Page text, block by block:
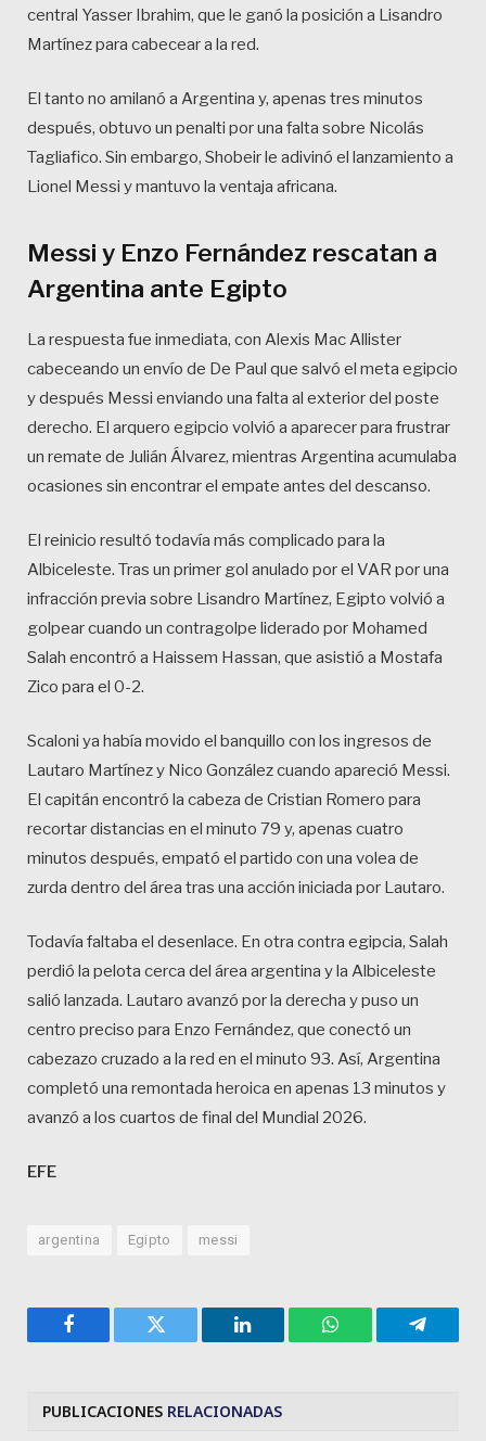
central Yasser Ibrahim, que le ganó la posición a Lisandro
Martínez para cabecear a la red.
El tanto no amilanó a Argentina y, apenas tres minutos
después, obtuvo un penalti por una falta sobre Nicolás
Tagliafico. Sin embargo, Shobeir le adivinó el lanzamiento a
Lionel Messi y mantuvo la ventaja africana.
Messi y Enzo Fernández rescatan a
Argentina ante Egipto
La respuesta fue inmediata, con Alexis Mac Allister
cabeceando un envío de De Paul que salvó el meta egipcio
y después Messi enviando una falta al exterior del poste
derecho. El arquero egipcio volvió a aparecer para frustrar
un remate de Julián Álvarez, mientras Argentina acumulaba
ocasiones sin encontrar el empate antes del descanso.
El reinicio resultó todavía más complicado para la
Albiceleste. Tras un primer gol anulado por el VAR por una
infracción previa sobre Lisandro Martínez, Egipto volvió a
golpear cuando un contragolpe liderado por Mohamed
Salah encontró a Haissem Hassan, que asistió a Mostafa
Zico para el 0-2.
Scaloni ya había movido el banquillo con los ingresos de
Lautaro Martínez y Nico González cuando apareció Messi.
El capitán encontró la cabeza de Cristian Romero para
recortar distancias en el minuto 79 y, apenas cuatro
minutos después, empató el partido con una volea de
zurda dentro del área tras una acción iniciada por Lautaro.
Todavía faltaba el desenlace. En otra contra egipcia, Salah
perdió la pelota cerca del área argentina y la Albiceleste
salió lanzada. Lautaro avanzó por la derecha y puso un
centro preciso para Enzo Fernández, que conectó un
cabezazo cruzado a la red en el minuto 93. Así, Argentina
completó una remontada heroica en apenas 13 minutos y
avanzó a los cuartos de final del Mundial 2026.
EFE
argentina Egipto messi
Facebook Twitter LinkedIn WhatsApp
PUBLICACIONES RELACIONADAS